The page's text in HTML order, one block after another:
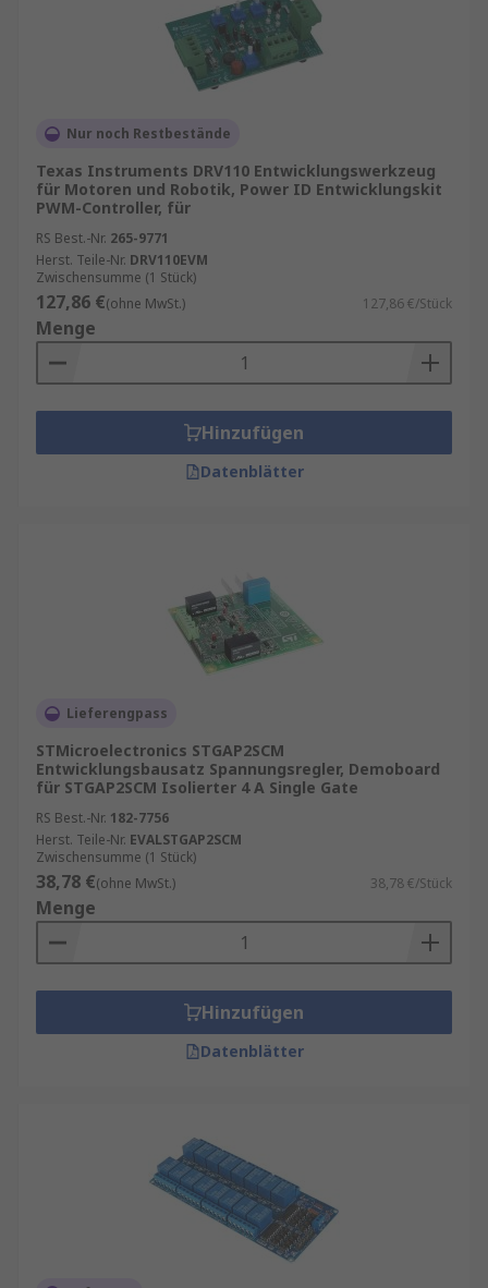
Nur noch Restbestände
Texas Instruments DRV110 Entwicklungswerkzeug
für Motoren und Robotik, Power ID Entwicklungskit
PWM-Controller, für
RS Best.-Nr. 265-9771
Herst. Teile-Nr. DRV110EVM
Zwischensumme (1 Stück)
127,86 €(ohne MwSt.) 127,86 €/Stück
Menge
Hinzufügen
Datenblätter
Lieferengpass
STMicroelectronics STGAP2SCM
Entwicklungsbausatz Spannungsregler, Demoboard
für STGAP2SCM Isolierter 4 A Single Gate
RS Best.-Nr. 182-7756
Herst. Teile-Nr. EVALSTGAP2SCM
Zwischensumme (1 Stück)
38,78 €(ohne MwSt.) 38,78 €/Stück
Menge
Hinzufügen
Datenblätter